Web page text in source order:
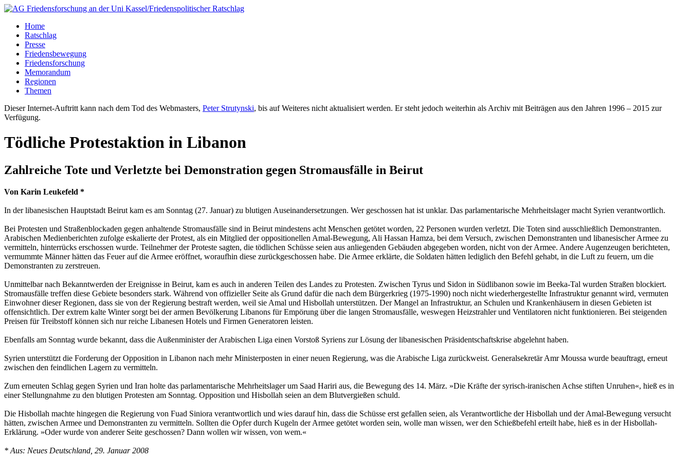
Home
Ratschlag
Presse
Friedensbewegung
Friedensforschung
Memorandum
Regionen
Themen
Dieser Internet-Auftritt kann nach dem Tod des Webmasters, Peter Strutynski, bis auf Weiteres nicht aktualisiert werden. Er steht jedoch weiterhin als Archiv mit Beiträgen aus den Jahren 1996 – 2015 zur
Verfügung.
Tödliche Protestaktion in Libanon
Zahlreiche Tote und Verletzte bei Demonstration gegen Stromausfälle in Beirut
Von Karin Leukefeld *
In der libanesischen Hauptstadt Beirut kam es am Sonntag (27. Januar) zu blutigen Auseinandersetzungen. Wer geschossen hat ist unklar. Das parlamentarische Mehrheitslager macht Syrien verantwortlich.
Bei Protesten und Straßenblockaden gegen anhaltende Stromausfälle sind in Beirut mindestens acht Menschen getötet worden, 22 Personen wurden verletzt. Die Toten sind ausschließlich Demonstranten.
Arabischen Medienberichten zufolge eskalierte der Protest, als ein Mitglied der oppositionellen Amal-Bewegung, Ali Hassan Hamza, bei dem Versuch, zwischen Demonstranten und libanesischer Armee zu
vermitteln, hinterrücks erschossen wurde. Teilnehmer der Proteste sagten, die tödlichen Schüsse seien aus anliegenden Gebäuden abgegeben worden, nicht von der Armee. Andere Augenzeugen berichteten,
vermummte Männer hätten das Feuer auf die Armee eröffnet, woraufhin diese zurückgeschossen habe. Die Armee erklärte, die Soldaten hätten lediglich den Befehl gehabt, in die Luft zu feuern, um die
Demonstranten zu zerstreuen.
Unmittelbar nach Bekanntwerden der Ereignisse in Beirut, kam es auch in anderen Teilen des Landes zu Protesten. Zwischen Tyrus und Sidon in Südlibanon sowie im Beeka-Tal wurden Straßen blockiert.
Stromausfälle treffen diese Gebiete besonders stark. Während von offizieller Seite als Grund dafür die nach dem Bürgerkrieg (1975-1990) noch nicht wiederhergestellte Infrastruktur genannt wird, vermuten
Einwohner dieser Regionen, dass sie von der Regierung bestraft werden, weil sie Amal und Hisbollah unterstützen. Der Mangel an Infrastruktur, an Schulen und Krankenhäusern in diesen Gebieten ist
offensichtlich. Der extrem kalte Winter sorgt bei der armen Bevölkerung Libanons für Empörung über die langen Stromausfälle, weswegen Heizstrahler und Ventilatoren nicht funktionieren. Bei steigenden
Preisen für Treibstoff können sich nur reiche Libanesen Hotels und Firmen Generatoren leisten.
Ebenfalls am Sonntag wurde bekannt, dass die Außenminister der Arabischen Liga einen Vorstoß Syriens zur Lösung der libanesischen Präsidentschaftskrise abgelehnt haben.
Syrien unterstützt die Forderung der Opposition in Libanon nach mehr Ministerposten in einer neuen Regierung, was die Arabische Liga zurückweist. Generalsekretär Amr Moussa wurde beauftragt, erneut
zwischen den feindlichen Lagern zu vermitteln.
Zum erneuten Schlag gegen Syrien und Iran holte das parlamentarische Mehrheitslager um Saad Hariri aus, die Bewegung des 14. März. »Die Kräfte der syrisch-iranischen Achse stiften Unruhen«, hieß es in
einer Stellungnahme zu den blutigen Protesten am Sonntag. Opposition und Hisbollah seien an dem Blutvergießen schuld.
Die Hisbollah machte hingegen die Regierung von Fuad Siniora verantwortlich und wies darauf hin, dass die Schüsse erst gefallen seien, als Verantwortliche der Hisbollah und der Amal-Bewegung versucht
hätten, zwischen Armee und Demonstranten zu vermitteln. Sollten die Opfer durch Kugeln der Armee getötet worden sein, wolle man wissen, wer den Schießbefehl erteilt habe, hieß es in der Hisbollah-
Erklärung. »Oder wurde von anderer Seite geschossen? Dann wollen wir wissen, von wem.«
* Aus: Neues Deutschland, 29. Januar 2008